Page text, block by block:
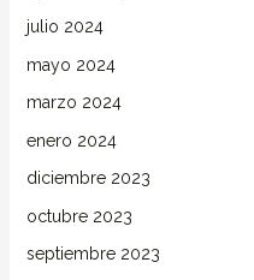
julio 2024
mayo 2024
marzo 2024
enero 2024
diciembre 2023
octubre 2023
septiembre 2023